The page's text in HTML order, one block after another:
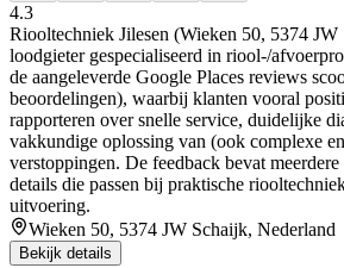
4.3
Riooltechniek Jilesen (Wieken 50, 5374 JW
loodgieter gespecialiseerd in riool-/
de aangeleverde Google Places reviews
beoordelingen), waarbij klanten vooral
rapporteren over snelle service, duidelijke
vakkundige oplossing van (ook complexe
verstoppingen. De feedback bevat meerdere
details die passen bij praktische
uitvoering.
Wieken 50, 5374 JW Schaijk, Nederland
Bekijk details